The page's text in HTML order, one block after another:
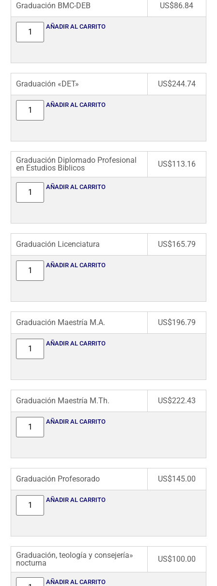
Graduación BMC-DEB US$86.84
AÑADIR AL CARRITO
Graduación «DET» US$244.74
AÑADIR AL CARRITO
Graduación Diplomado Profesional
en Estudios Biblicos
US$113.16
AÑADIR AL CARRITO
Graduación Licenciatura US$165.79
AÑADIR AL CARRITO
Graduación Maestría M.A. US$196.79
AÑADIR AL CARRITO
Graduación Maestría M.Th. US$222.43
AÑADIR AL CARRITO
Graduación Profesorado US$145.00
AÑADIR AL CARRITO
Graduación, teología y consejería»
nocturna
US$100.00
AÑADIR AL CARRITO